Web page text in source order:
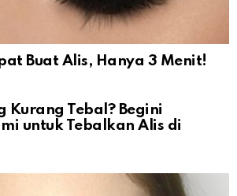
Buat Alis, Hanya 3 Menit!
Kurang Tebal? Begini
untuk Tebalkan Alis di